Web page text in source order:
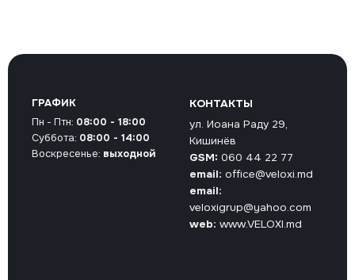
КОНТАКТЫ
ул. Иоана Раду 29,
Кишинёв
GSM: 060 44 22 77
email: office@veloxi.md
email:
veloxigrup@yahoo.com
web: www.VELOXI.md
ГРАФИК
Пн - Птн: 08:00 - 18:00
Суббота: 08:00 - 14:00
Воскресенье: выходной